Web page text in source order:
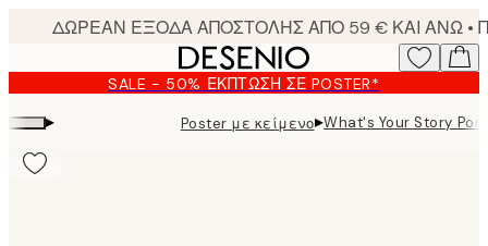
content.
SALE - 50% ΈΚΠΤΩΣΗ ΣΕ POSTER*
▸ Poster με κείμενο▸What's Your Story